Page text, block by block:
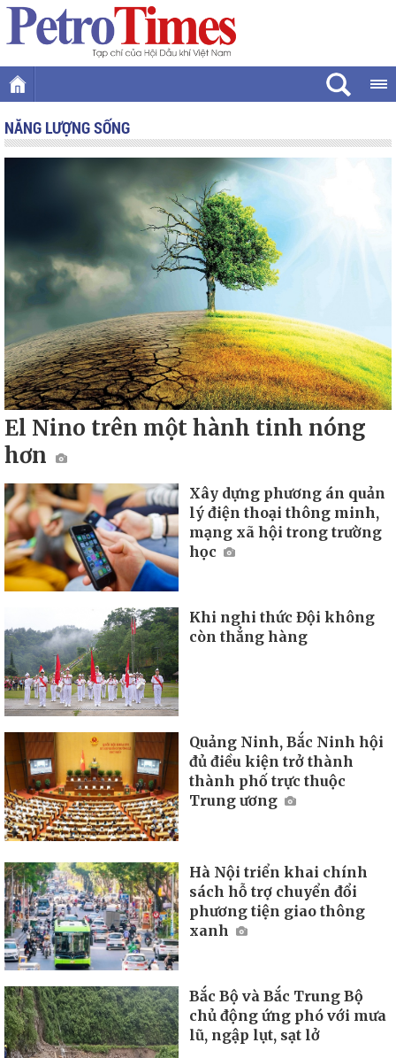
NĂNG LƯỢNG SỐNG
El Nino trên một hành tinh nóng
hơn
Xây dựng phương án quản
lý điện thoại thông minh,
mạng xã hội trong trường
học
Khi nghi thức Đội không
còn thẳng hàng
Quảng Ninh, Bắc Ninh hội
đủ điều kiện trở thành
thành phố trực thuộc
Trung ương
Hà Nội triển khai chính
sách hỗ trợ chuyển đổi
phương tiện giao thông
xanh
Bắc Bộ và Bắc Trung Bộ
chủ động ứng phó với mưa
lũ, ngập lụt, sạt lở